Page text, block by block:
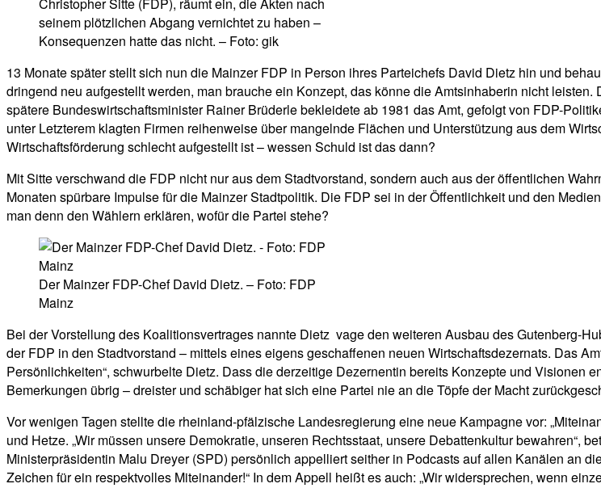
Christopher Sitte (FDP), räumt ein, die Akten nach
seinem plötzlichen Abgang vernichtet zu haben –
Konsequenzen hatte das nicht. – Foto: gik
13 Monate später stellt sich nun die Mainzer FDP in Person ihres Parteichefs David Dietz hin und
dringend neu aufgestellt werden, man brauche ein Konzept, das könne die Amtsinhaberin nicht
spätere Bundeswirtschaftsminister Rainer Brüderle bekleidete ab 1981 das Amt, gefolgt von FDP-
unter Letzterem klagten Firmen reihenweise über mangelnde Flächen und Unterstützung aus dem
Wirtschaftsförderung schlecht aufgestellt ist – wessen Schuld ist das dann?
Mit Sitte verschwand die FDP nicht nur aus dem Stadtvorstand, sondern auch aus der öffentlichen
Monaten spürbare Impulse für die Mainzer Stadtpolitik. Die FDP sei in der Öffentlichkeit und den
man denn den Wählern erklären, wofür die Partei stehe?
Der Mainzer FDP-Chef David Dietz. – Foto: FDP
Mainz
Bei der Vorstellung des Koalitionsvertrages nannte Dietz vage den weiteren Ausbau des Gutenberg-
der FDP in den Stadtvorstand – mittels eines eigens geschaffenen neuen Wirtschaftsdezernats. Das
Persönlichkeiten“, schwurbelte Dietz. Dass die derzeitige Dezernentin bereits Konzepte und Visionen
Bemerkungen übrig – dreister und schäbiger hat sich eine Partei nie an die Töpfe der Macht
Vor wenigen Tagen stellte die rheinland-pfälzische Landesregierung eine neue Kampagne vor:
und Hetze. „Wir müssen unsere Demokratie, unseren Rechtsstaat, unsere Debattenkultur bewahren“,
Ministerpräsidentin Malu Dreyer (SPD) persönlich appelliert seither in Podcasts auf allen Kanälen an
Zeichen für ein respektvolles Miteinander!“ In dem Appell heißt es auch: „Wir widersprechen, wenn